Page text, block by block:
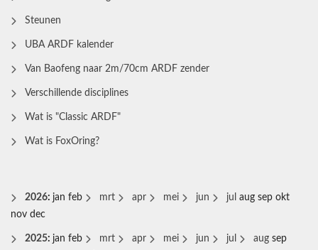
Steunen
UBA ARDF kalender
Van Baofeng naar 2m/70cm ARDF zender
Verschillende disciplines
Wat is "Classic ARDF"
Wat is FoxOring?
2026: jan feb mrt apr mei jun jul aug sep okt
nov dec
2025: jan feb mrt apr mei jun jul aug sep